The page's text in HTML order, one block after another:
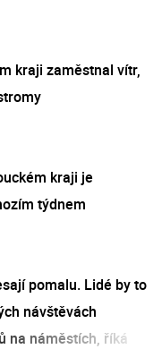
kraji zaměstnal vítr,
kraji je
týdnem
pomalu. Lidé by to
návštěvách
na náměstích, říká